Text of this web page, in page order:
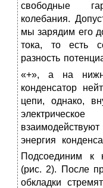
свободные
колебания.
мы зарядим его
тока, то есть
разность
«+», а на
конденсатор
цепи, однако,
энергия
Подсоединим к
(рис. 2). После
обкладки